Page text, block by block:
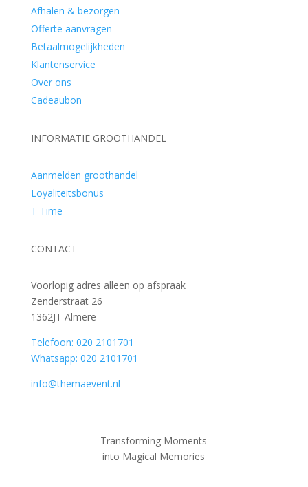
Afhalen & bezorgen
Offerte aanvragen
Betaalmogelijkheden
Klantenservice
Over ons
Cadeaubon
INFORMATIE GROOTHANDEL
Aanmelden groothandel
Loyaliteitsbonus
T Time
CONTACT
Voorlopig adres alleen op afspraak
Zenderstraat 26
1362JT Almere
Telefoon: 020 2101701
Whatsapp: 020 2101701
info@themaevent.nl
Transforming Moments
into Magical Memories